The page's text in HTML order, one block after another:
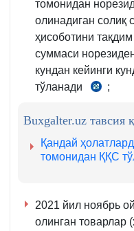
томонидан
олинадиган солиқ
ҳисоботини
суммаси
кундан кейинги
тўланади
СК
м.
1-
2-
;
Buxgalter.uz тавсия
Қандай
томонидан ҚҚС
2021 йил ноябрь
олинган товарлар